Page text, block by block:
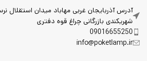
آدرس آذربایجان غربی مهاباد میدان استقلال
شهریکندی بازرگانی چراغ قوه دفتری
09016655250
info@poketlamp.ir